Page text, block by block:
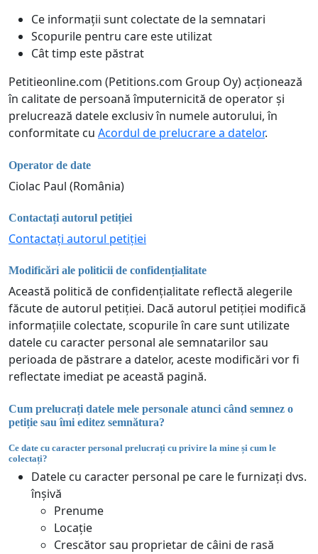
Ce informații sunt colectate de la semnatari
Scopurile pentru care este utilizat
Cât timp este păstrat
Petitieonline.com (Petitions.com Group Oy) acționează
în calitate de persoană împuternicită de operator și
prelucrează datele exclusiv în numele autorului, în
conformitate cu Acordul de prelucrare a datelor.
Operator de date
Ciolac Paul (România)
Contactați autorul petiției
Contactați autorul petiției
Modificări ale politicii de confidențialitate
Această politică de confidențialitate reflectă alegerile
făcute de autorul petiției. Dacă autorul petiției modifică
informațiile colectate, scopurile în care sunt utilizate
datele cu caracter personal ale semnatarilor sau
perioada de păstrare a datelor, aceste modificări vor fi
reflectate imediat pe această pagină.
Cum prelucrați datele mele personale atunci când semnez o
petiție sau îmi editez semnătura?
Ce date cu caracter personal prelucrați cu privire la mine și cum le
colectați?
Datele cu caracter personal pe care le furnizați dvs.
înșivă
Prenume
Locație
Crescător sau proprietar de câini de rasă